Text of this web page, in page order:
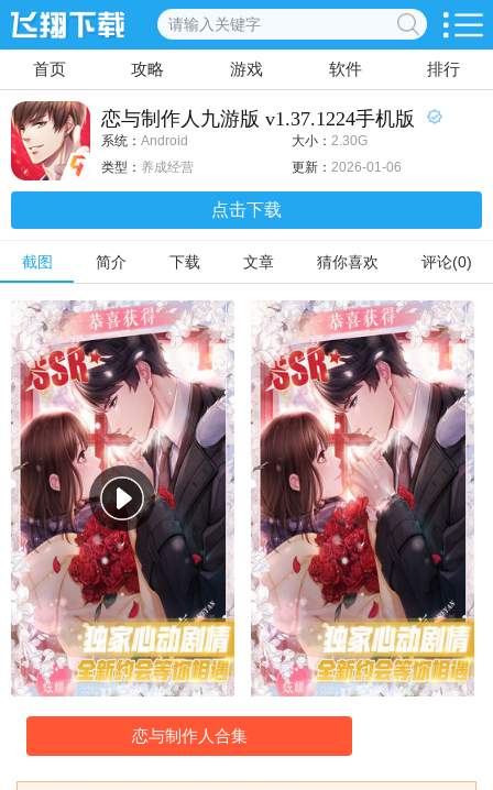
首页 攻略 游戏 软件 排行
恋与制作人九游版 v1.37.1224手机版
系统： Android 大小： 2.30G
类型： 养成经营 更新： 2026-01-06
点击下载
截图 简介 下载 文章 猜你喜欢 评论(0)
恋与制作人合集